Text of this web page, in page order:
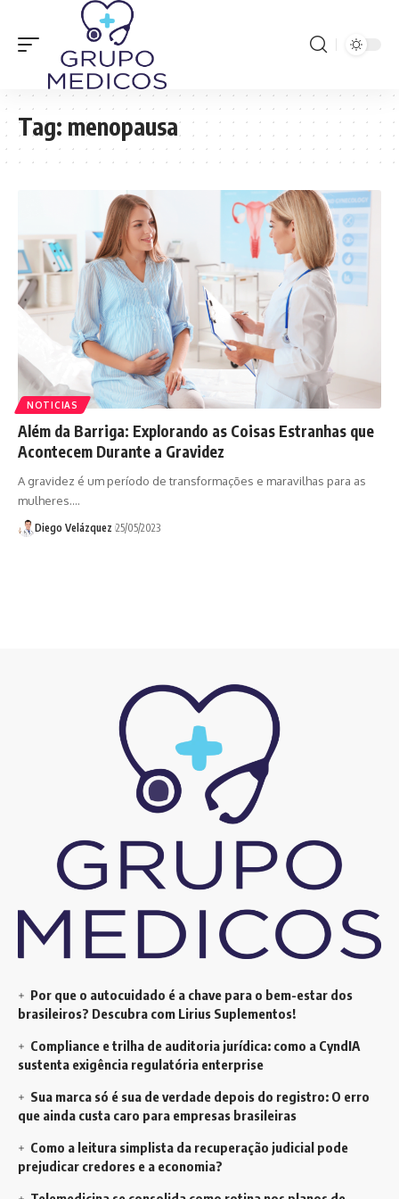
Tag: menopausa
NOTICIAS
Além da Barriga: Explorando as Coisas Estranhas que
Acontecem Durante a Gravidez
A gravidez é um período de transformações e maravilhas para as
mulheres.…
Diego Velázquez 25/05/2023
Por que o autocuidado é a chave para o bem-estar dos
brasileiros? Descubra com Lirius Suplementos!
Compliance e trilha de auditoria jurídica: como a CyndIA
sustenta exigência regulatória enterprise
Sua marca só é sua de verdade depois do registro: O erro
que ainda custa caro para empresas brasileiras
Como a leitura simplista da recuperação judicial pode
prejudicar credores e a economia?